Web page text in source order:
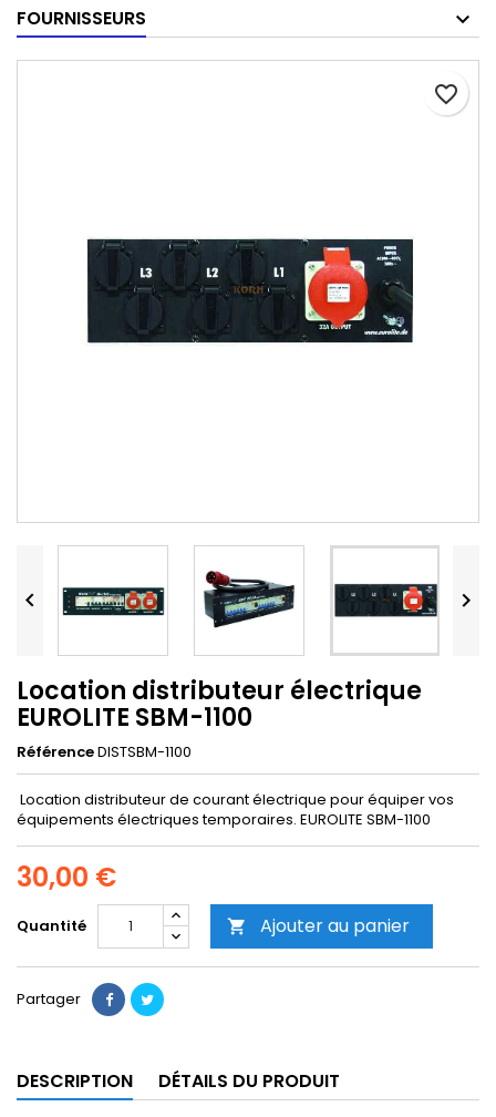
FOURNISSEURS
favorite_border
 
Location distributeur électrique
EUROLITE SBM-1100
RéférenceDISTSBM-1100
Location distributeur de courant électrique pour équiper vos
équipements électriques temporaires. EUROLITE SBM-1100
30,00 €
Quantité  Ajouter au panier
Partager
DESCRIPTION DÉTAILS DU PRODUIT